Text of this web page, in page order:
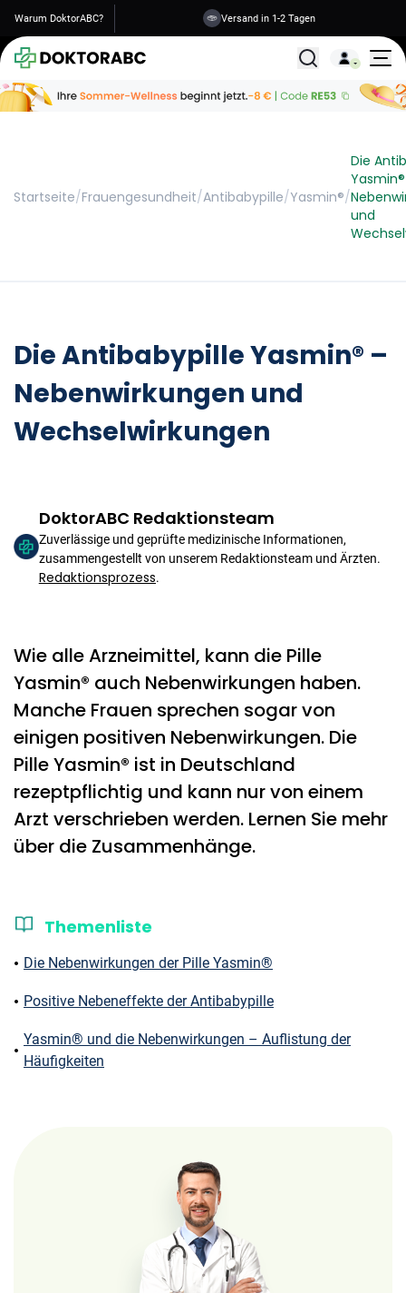
Warum DoktorABC? Versand in 1-2 Tagen
Alle
Startseite/Frauengesundheit/Antibabypille/Yasmin®/
Die
und
Die Antibabypille Yasmin® –
Nebenwirkungen und
Wechselwirkungen
DoktorABC Redaktionsteam
Zuverlässige und geprüfte medizinische Informationen,
zusammengestellt von unserem Redaktionsteam und Ärzten.
Redaktionsprozess.
Wie alle Arzneimittel, kann die Pille
Yasmin® auch Nebenwirkungen haben.
Manche Frauen sprechen sogar von
einigen positiven Nebenwirkungen. Die
Pille Yasmin® ist in Deutschland
rezeptpflichtig und kann nur von einem
Arzt verschrieben werden. Lernen Sie mehr
über die Zusammenhänge.
Themenliste
Die Nebenwirkungen der Pille Yasmin®
Positive Nebeneffekte der Antibabypille
Yasmin® und die Nebenwirkungen – Auflistung der
Häufigkeiten